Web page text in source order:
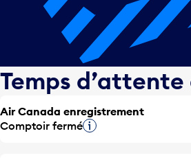
Temps
Air Canada enregistrement
Comptoir ferméInfobulle